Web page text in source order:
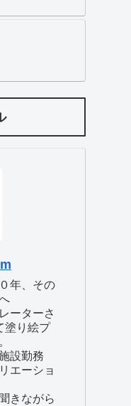
年、その
ーターさ
塗り絵プ
設勤務
エーショ
きながら